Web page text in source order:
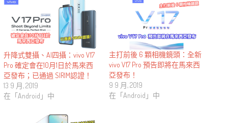
升降式雙攝、AI四攝：vivo V17
Pro 確定會在10月1日於馬來西
亞發布；已通過 SIRIM認證！
13 9 月, 2019
在「Android」中
主打前後 6 顆相機鏡頭：全新
vivo V17 Pro 預告即將在馬來西
亞發布！
9 9 月, 2019
在「Android」中